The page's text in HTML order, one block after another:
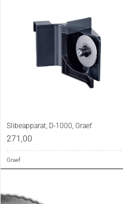
Slibeapparat, D-1000, Graef
271,00
Graef